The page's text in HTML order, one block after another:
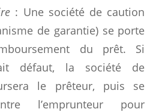
: Une société de caution
de garantie) se porte
du prêt. Si
défaut, la société de
le prêteur, puis se
l’emprunteur pour